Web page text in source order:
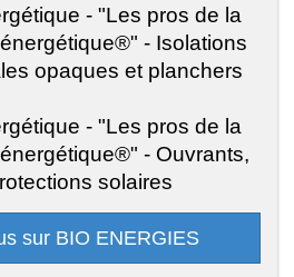
- "Les pros de la
- Isolations
opaques et planchers
- "Les pros de la
- Ouvrants,
solaires
sur BIO ENERGIES